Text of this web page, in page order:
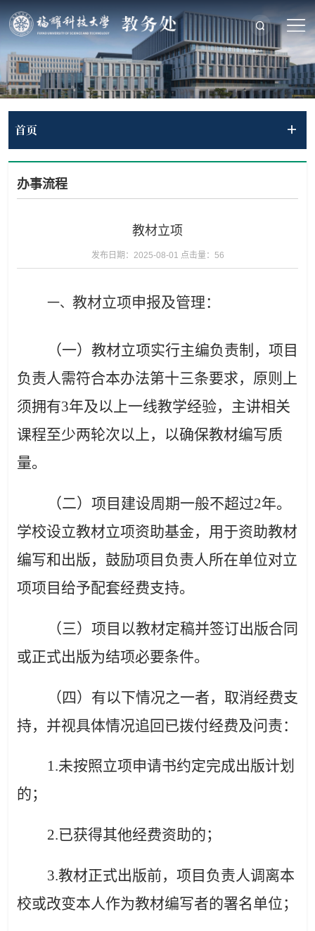
首页
办事流程
教材立项
发布日期：2025-08-01 点击量： 56
一、 教材立项申报及管理：
（一）教材立项实行主编负责制，项目
负责人需符合本办法第十三条要求，原则上
须拥有3年及以上一线教学经验，主讲相关
课程至少两轮次以上，以确保教材编写质
量。
（二）项目建设周期一般不超过2年。
学校设立教材立项资助基金，用于资助教材
编写和出版，鼓励项目负责人所在单位对立
项项目给予配套经费支持。
（三）项目以教材定稿并签订出版合同
或正式出版为结项必要条件。
（四）有以下情况之一者，取消经费支
持，并视具体情况追回已拨付经费及问责：
1.未按照立项申请书约定完成出版计划
的；
2.已获得其他经费资助的；
3.教材正式出版前，项目负责人调离本
校或改变本人作为教材编写者的署名单位；